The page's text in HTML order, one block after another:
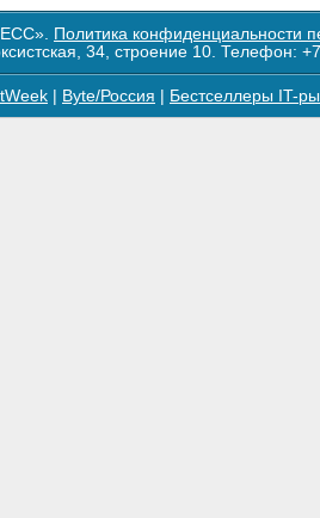
Политика конфиденциальности
34, строение 10. Телефон:
Byte/Россия Бестселлеры IT-